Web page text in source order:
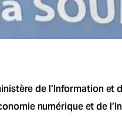
de l’Information
numérique et de